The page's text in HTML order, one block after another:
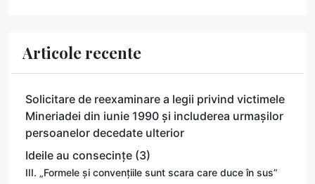
Articole recente
Solicitare de reexaminare a legii privind victimele
Mineriadei din iunie 1990 și includerea urmașilor
persoanelor decedate ulterior
Ideile au consecințe (3)
III. „Formele și convențiile sunt scara care duce în sus”